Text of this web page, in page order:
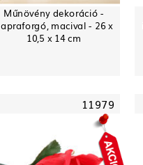
Műnövény dekoráció -
macival - 26 x
10,5 x 14 cm
11979